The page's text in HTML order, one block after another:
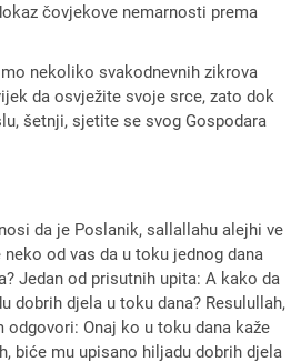
čovjekove nemarnosti prema
nekoliko svakodnevnih zikrova
da osvježite svoje srce, zato dok
šetnji, sjetite se svog Gospodara
da je Poslanik, sallallahu alejhi ve
od vas da u toku jednog dana
Jedan od prisutnih upita: A kako da
dobrih djela u toku dana? Resulullah,
Onaj ko u toku dana kaže
biće mu upisano hiljadu dobrih djela